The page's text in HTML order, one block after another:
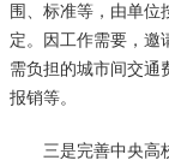
围、标准等，由单位
定。因工作需要，邀
需负担的城市间交通
报销等。
三是完善中央高